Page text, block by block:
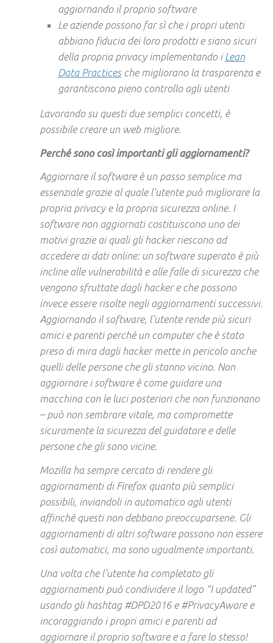
aggiornando il proprio software
Le aziende possono far sì che i propri utenti
abbiano fiducia dei loro prodotti e siano sicuri
della propria privacy implementando iLean
Data Practicesche migliorano la trasparenza e
garantiscono pieno controllo agli utenti
Lavorando su questi due semplici concetti, è
possibile creare un web migliore.
Perché sono così importanti gli aggiornamenti?
Aggiornare il software è un passo semplice ma
essenziale grazie al quale l’utente può migliorare la
propria privacy e la propria sicurezza online. I
software non aggiornati costituiscono uno dei
motivi grazie ai quali gli hacker riescono ad
accedere ai dati online: un software superato è più
incline alle vulnerabilità e alle falle di sicurezza che
vengono sfruttate dagli hacker e che possono
invece essere risolte negli aggiornamenti successivi.
Aggiornando il software, l’utente rende più sicuri
amici e parenti perché un computer che è stato
preso di mira dagli hacker mette in pericolo anche
quelli delle persone che gli stanno vicino. Non
aggiornare i software è come guidare una
macchina con le luci posteriori che non funzionano
– può non sembrare vitale, ma compromette
sicuramente la sicurezza del guidatore e delle
persone che gli sono vicine.
Mozilla ha sempre cercato di rendere gli
aggiornamenti di Firefox quanto più semplici
possibili, inviandoli in automatico agli utenti
affinché questi non debbano preoccuparsene. Gli
aggiornamenti di altri software possono non essere
così automatici, ma sono ugualmente importanti.
Una volta che l’utente ha completato gli
aggiornamenti può condividere il logo “I updated”
usando gli hashtag #DPD2016 e #PrivacyAware e
incoraggiando i propri amici e parenti ad
aggiornare il proprio software e a fare lo stesso!